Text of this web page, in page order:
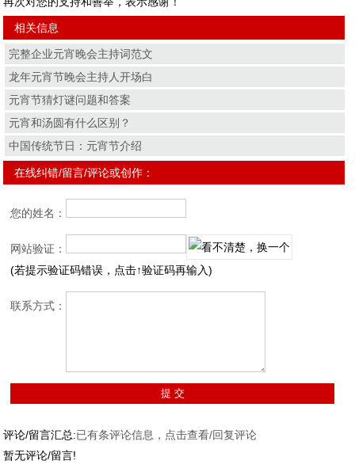
相关信息
完整企业元宵晚会主持词范文
龙年元宵节晚会主持人开场白
元宵节猜灯谜问题和答案
元宵和汤圆有什么区别？
中国传统节日：元宵节介绍
在线纠错/留言/评论或创作：
您的姓名：
网站验证：
(若提示验证码错误，点击↑验证码再输入)
联系方式：
评论/留言汇总:已有条评论信息，点击查看/回复评论
暂无评论/留言!